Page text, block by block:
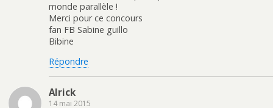
monde parallèle !
Merci pour ce concours
fan FB Sabine guillo
Bibine
Répondre
Alrick
14 mai 2015